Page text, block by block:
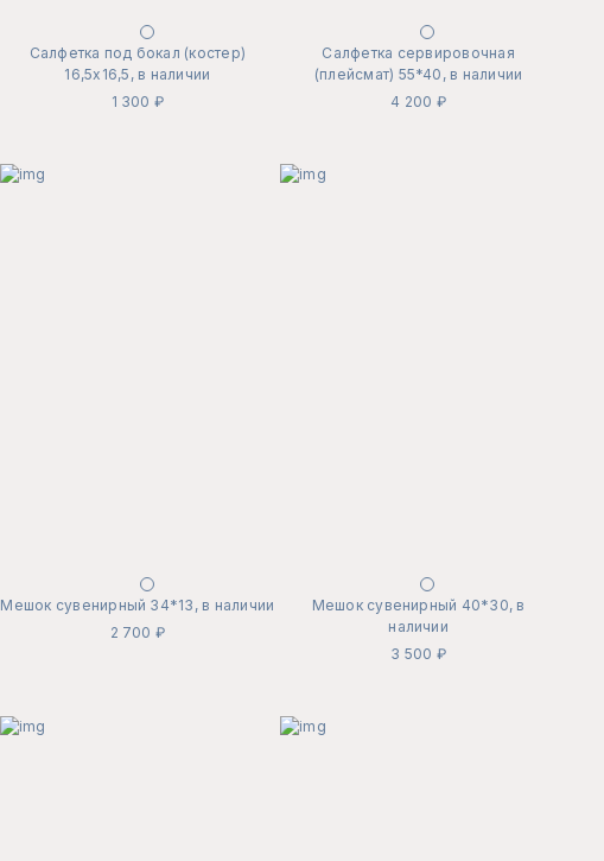
Салфетка под бокал (костер)
16,5х16,5, в наличии
1 300 ₽
Салфетка сервировочная
(плейсмат) 55*40, в наличии
4 200 ₽
Мешок сувенирный 34*13, в наличии
2 700 ₽
Мешок сувенирный 40*30, в
наличии
3 500 ₽